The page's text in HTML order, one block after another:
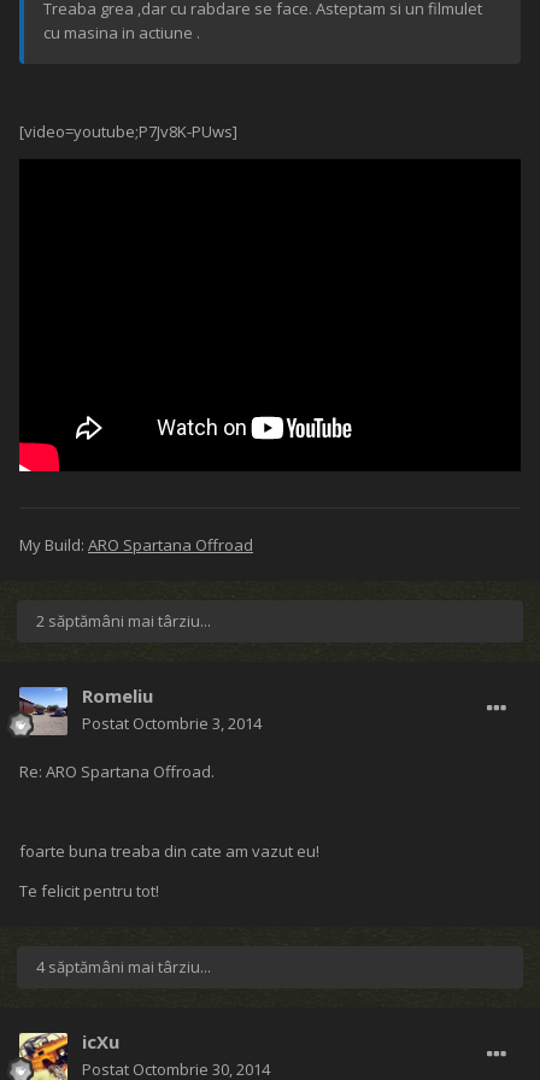
Treaba grea ,dar cu rabdare se face. Asteptam si un filmulet
cu masina in actiune .
[video=youtube;P7Jv8K-PUws]
My Build: ARO Spartana Offroad
2 săptămâni mai târziu...
Romeliu
Postat Octombrie 3, 2014
Re: ARO Spartana Offroad.
foarte buna treaba din cate am vazut eu!
Te felicit pentru tot!
4 săptămâni mai târziu...
icXu
Postat Octombrie 30, 2014